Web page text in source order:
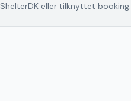
ShelterDK eller tilknyttet booking.